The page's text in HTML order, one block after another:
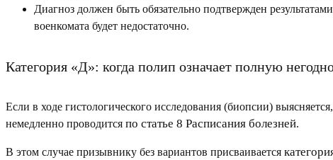
Диагноз должен быть обязательно подтвержден результатами
военкомата будет недостаточно.
Категория «Д»: когда полип означает полную
Если в ходе гистологического исследования (биопсии)
немедленно проводится по статье 8 Расписания болезней.
В этом случае призывнику без вариантов присваивается